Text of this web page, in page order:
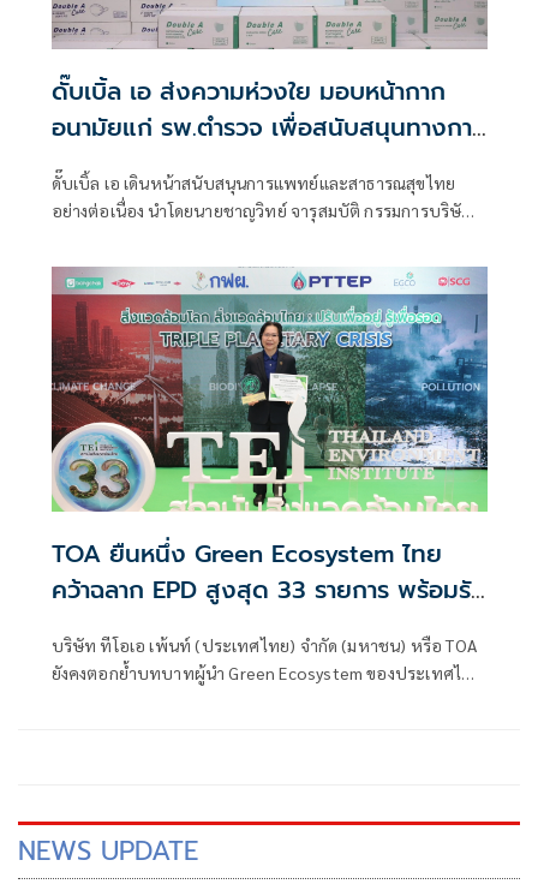
ดั๊บเบิ้ล เอ ส่งความห่วงใย มอบหน้ากาก
อนามัยแก่ รพ.ตำรวจ เพื่อสนับสนุนทางการ
แพทย์
ดั๊บเบิ้ล เอ เดินหน้าสนับสนุนการแพทย์และสาธารณสุขไทย
อย่างต่อเนื่อง นำโดยนายชาญวิทย์ จารุสมบัติ กรรมการบริษัท
องค์กร บริษัท ดั๊บเบิ้ล เอ (1991) จำกัด (มหาชน) เป็นผู้แทน
มอบหน้ากากอนามัยทางการแพทย์ "Double A Care" รวม
มูลค่าทั้งสิ้น
TOA ยืนหนึ่ง Green Ecosystem ไทย
คว้าฉลาก EPD สูงสุด 33 รายการ พร้อมรับ
โล่ฉลากเขียว 25 ปีต่อเนื่อง ตอกย้ำผู้นำ
อุตสาหกรรมสีและวัสดุก่อสร้างเพื่อความ
บริษัท ทีโอเอ เพ้นท์ (ประเทศไทย) จำกัด (มหาชน) หรือ TOA
ยังคงตอกย้ำบทบาทผู้นำ Green Ecosystem ของประเทศไทย
NEWS UPDATE